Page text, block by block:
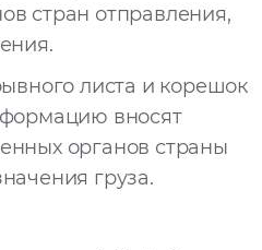
стран отправления,
листа и корешок
вносят
органов страны
груза.